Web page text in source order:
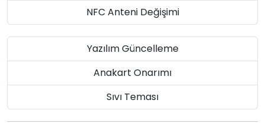
NFC Anteni Değişimi
Yazılım Güncelleme
Anakart Onarımı
Sıvı Teması